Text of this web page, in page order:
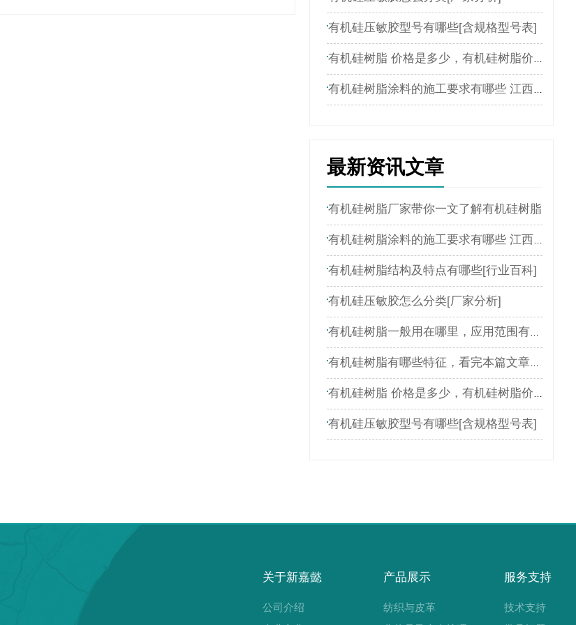
有机硅压敏胶型号有哪些[含规格型号表]
有机硅树脂 价格是多少，有机硅树脂价格表
有机硅树脂涂料的施工要求有哪些 江西新嘉懿为您介绍
最新资讯文章
有机硅树脂厂家带你一文了解有机硅树脂
有机硅树脂涂料的施工要求有哪些 江西新嘉懿为您介绍
有机硅树脂结构及特点有哪些[行业百科]
有机硅压敏胶怎么分类[厂家分析]
有机硅树脂一般用在哪里，应用范围有哪些
有机硅树脂有哪些特征，看完本篇文章就了解
有机硅树脂 价格是多少，有机硅树脂价格表
有机硅压敏胶型号有哪些[含规格型号表]
关于新嘉懿
公司介绍
产品展示
纺织与皮革
服务支持
技术支持